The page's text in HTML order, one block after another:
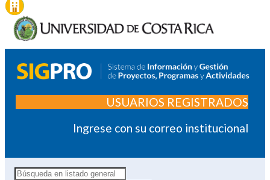
USUARIOS REGISTRADOS
Ingrese con su correo institucional